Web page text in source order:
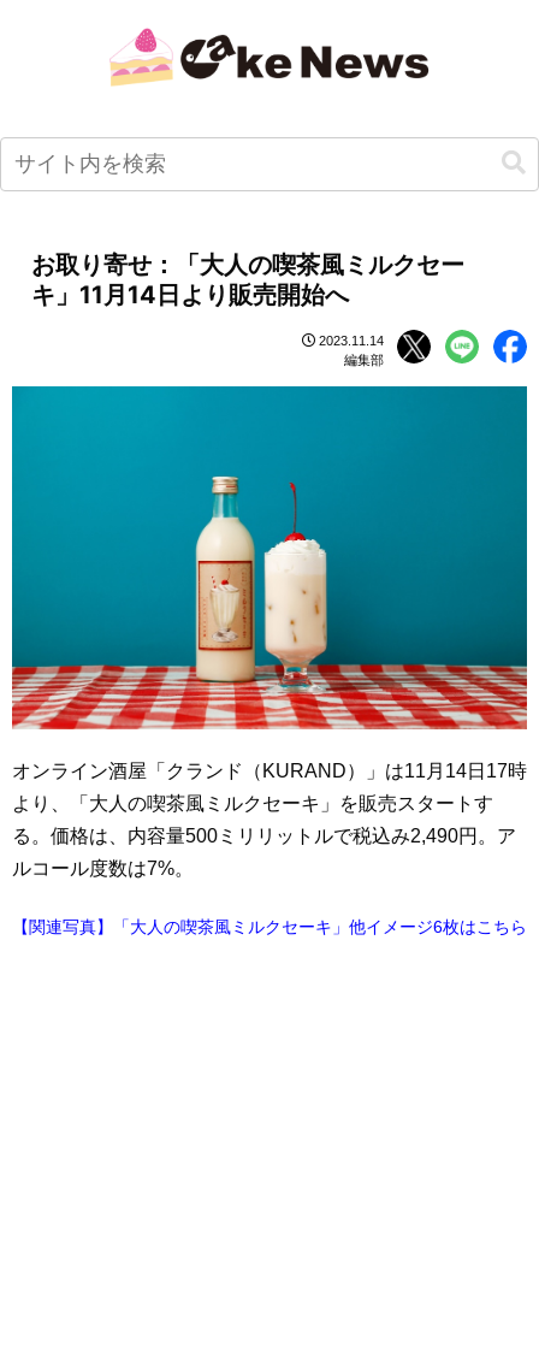
お取り寄せ：「大人の喫茶風ミルクセー
キ」11月14日より販売開始へ
2023.11.14
編集部
オンライン酒屋「クランド（KURAND）」は11月14日17時
より、「大人の喫茶風ミルクセーキ」を販売スタートす
る。価格は、内容量500ミリリットルで税込み2,490円。ア
ルコール度数は7%。
【関連写真】「大人の喫茶風ミルクセーキ」他イメージ6枚はこちら